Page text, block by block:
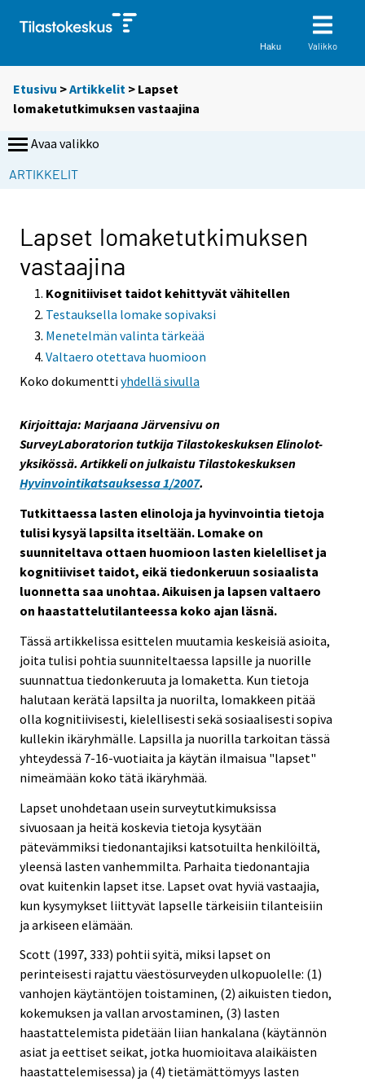
Haku Valikko
Etusivu >Artikkelit > Lapset
lomaketutkimuksen vastaajina
Avaa valikko
ARTIKKELIT
Lapset lomaketutkimuksen
vastaajina
Kognitiiviset taidot kehittyvät vähitellen
Testauksella lomake sopivaksi
Menetelmän valinta tärkeää
Valtaero otettava huomioon
Koko dokumenttiyhdellä sivulla
Kirjoittaja: Marjaana Järvensivu on
SurveyLaboratorion tutkija Tilastokeskuksen Elinolot-
yksikössä. Artikkeli on julkaistu Tilastokeskuksen
Hyvinvointikatsauksessa 1/2007.
Tutkittaessa lasten elinoloja ja hyvinvointia tietoja
tulisi kysyä lapsilta itseltään. Lomake on
suunniteltava ottaen huomioon lasten kielelliset ja
kognitiiviset taidot, eikä tiedonkeruun sosiaalista
luonnetta saa unohtaa. Aikuisen ja lapsen valtaero
on haastattelutilanteessa koko ajan läsnä.
Tässä artikkelissa esittelen muutamia keskeisiä asioita,
joita tulisi pohtia suunniteltaessa lapsille ja nuorille
suunnattua tiedonkeruuta ja lomaketta. Kun tietoja
halutaan kerätä lapsilta ja nuorilta, lomakkeen pitää
olla kognitiivisesti, kielellisesti sekä sosiaalisesti sopiva
kullekin ikäryhmälle. Lapsilla ja nuorilla tarkoitan tässä
yhteydessä 7-16-vuotiaita ja käytän ilmaisua "lapset"
nimeämään koko tätä ikäryhmää.
Lapset unohdetaan usein surveytutkimuksissa
sivuosaan ja heitä koskevia tietoja kysytään
pätevämmiksi tiedonantajiksi katsotuilta henkilöiltä,
yleensä lasten vanhemmilta. Parhaita tiedonantajia
ovat kuitenkin lapset itse. Lapset ovat hyviä vastaajia,
kun kysymykset liittyvät lapselle tärkeisiin tilanteisiin
ja arkiseen elämään.
Scott (1997, 333) pohtii syitä, miksi lapset on
perinteisesti rajattu väestösurveyden ulkopuolelle: (1)
vanhojen käytäntöjen toistaminen, (2) aikuisten tiedon,
kokemuksen ja vallan arvostaminen, (3) lasten
haastattelemista pidetään liian hankalana (käytännön
asiat ja eettiset seikat, jotka huomioitava alaikäisten
haastattelemisessa) ja (4) tietämättömyys lasten